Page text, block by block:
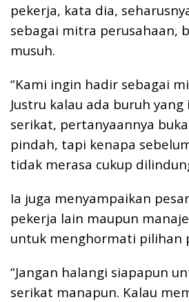
pekerja, kata dia,
sebagai mitra perusahaan,
musuh.
“Kami ingin hadir sebagai
Justru kalau ada buruh
serikat, pertanyaannya
pindah, tapi kenapa
tidak merasa cukup
Ia juga menyampaikan
pekerja lain maupun
untuk menghormati pilihan
“Jangan halangi siapapun
serikat manapun. Kalau